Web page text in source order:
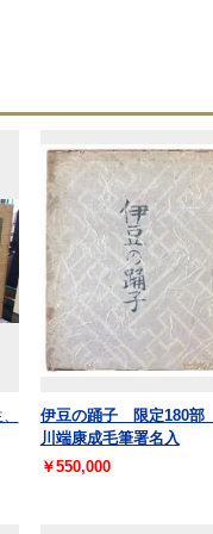
伊豆の踊子 限定180部
川端康成毛筆署名入
￥550,000